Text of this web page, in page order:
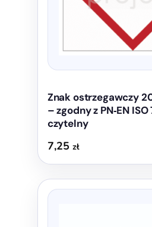
Znak ostrzegawczy
– zgodny z PN‑EN
czytelny
7,25 zł